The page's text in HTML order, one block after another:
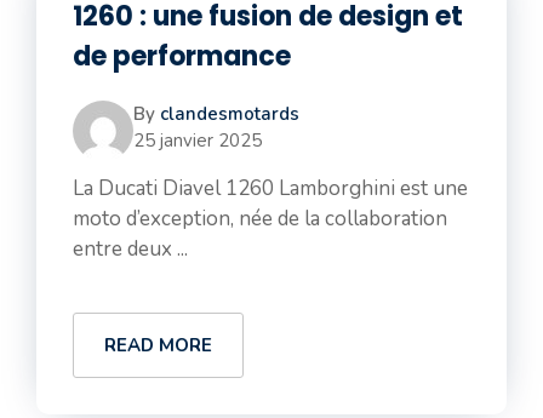
1260 : une fusion de design et
de performance
By clandesmotards
25 janvier 2025
La Ducati Diavel 1260 Lamborghini est une
moto d’exception, née de la collaboration
entre deux ...
READ MORE